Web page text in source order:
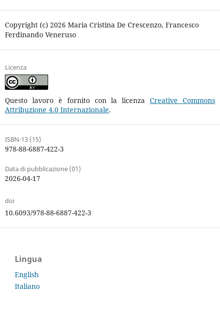
Copyright (c) 2026 Maria Cristina De Crescenzo, Francesco
Ferdinando Veneruso
Licenza
Questo lavoro è fornito con la licenzaCreative Commons
Attribuzione 4.0 Internazionale.
ISBN-13 (15)
978-88-6887-422-3
Data di pubblicazione (01)
2026-04-17
doi
10.6093/978-88-6887-422-3
Lingua
English
Italiano